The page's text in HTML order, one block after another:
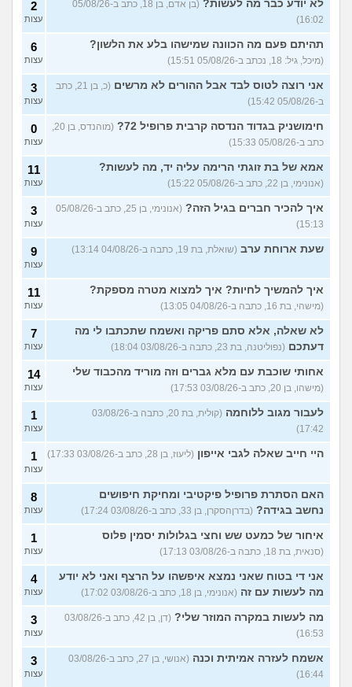
צריכה עצה
(עדן, בת 24)
האם אימוני קליסטניקס באמת
טובים יותר?
(מתלבט, בן 32)
4
עצות
בת 16, והשיער שלי ממש נושר
ואני לא יודעת מה לעשות?
(אליאנה, בת 16)
צלוליט בגיל הנעורים, מה
לעשות? (אנונימית, בת 16)
2
עצות
גבר שעיר או חלק? (מעיין, בן 14) 5
עצות
עוד שאלות חדשות במדור
לא יודע כבר מה לעשות?
(בן אדם, בן 18, כתב ב-05/08/26
16:02)
2
עצות
תהיתם פעם מה הכוונה שמישהו בלע את הלשון?
(מיכל, גיל: 18, נכתב ב-05/08/26 15:51)
6
עצות
אני רוצה לטוס לבד אבל ההורים לא מרשים
(כ, בן 21, כתב
ב-05/08/26 15:42)
3
עצות
חימושניק בגדוד הנדסה קרבית פרופיל 72?
(מוהנדס, בן 20,
כתב ב-05/08/26 15:33)
0
עצות
אמא של בת זוגתי הרימה עליה יד, מה לעשות?
(אנונימי, בן 22, כתב ב-05/08/26 15:22)
11
עצות
איך להכיר חברים בגיל הזה?
(אנונימי, בן 25, כתב ב-05/08/26
15:13)
3
עצות
שעת ארוחת ערב (שואלת, בת 19, כתבה ב-04/08/26 13:14) 9
עצות
איך להמשיך לחיות? איך למצוא מטרה מספקת?
(מישהי, בת 16, כתבה ב-04/08/26 13:05)
11
עצות
לא שאלה, אלא סתם פריקה ואשמח שתכתבו לי מה
דעתכם (נפוליטנה, בת 23, כתבה ב-03/08/26 18:04)
7
עצות
אחותי שוכבת עם מלא גברים וזה מוריד מהכבוד שלי
(מישהו, בן 20, כתב ב-03/08/26 17:53)
14
עצות
לעבור מגוב ללוחמה
(קולית, בת 20, כתבה ב-03/08/26
17:42)
1
עצות
היי חייב שאלה לגבי אייפון (ליעוז, בן 28, כתב ב-03/08/26 17:33) 1
עצות
האם הסתרת פרופיל פיקטיבי ומחיקת חיפושים
נחשב בגידה? (בדרןהסקרן, בן 33, כתב ב-03/08/26 17:24)
8
עצות
איחור של כמעט שש וחצי בגלולות יסמין פלוס
(סנאית, בת 18, כתבה ב-03/08/26 17:13)
1
עצות
אני די בטוח שאני נמצא איפשהו על הרצף ואני לא יודע
מה לעשות עם זה (אנונימי, בן 18, כתב ב-03/08/26 17:02)
4
עצות
מה לעשות במקרה המוזר שלי?
(דן, בן 42, כתב ב-03/08/26
16:53)
3
עצות
אשמח לעזרה אמיתית וכנה
(אנושי, בן 27, כתב ב-03/08/26
16:44)
3
עצות